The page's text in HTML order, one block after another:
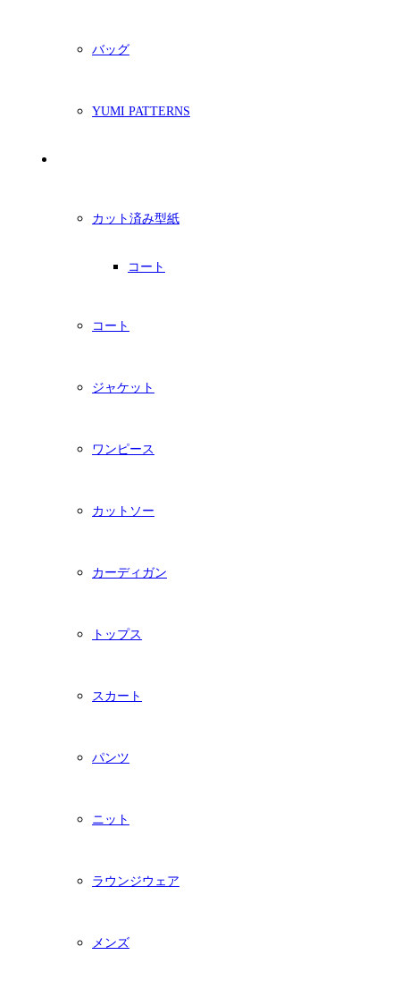
バッグ
YUMI PATTERNS
カット済み型紙
コート
コート
ジャケット
ワンピース
カットソー
カーディガン
トップス
スカート
パンツ
ニット
ラウンジウェア
メンズ